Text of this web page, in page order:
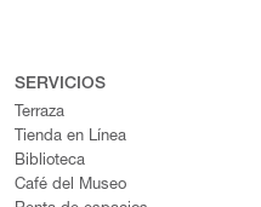
SERVICIOS
Terraza
Tienda en Línea
Biblioteca
Café del Museo